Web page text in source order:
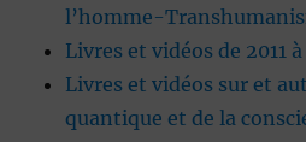
l’homme-
Livres et vidéos de 2011 à
Livres et vidéos sur et
quantique et de la